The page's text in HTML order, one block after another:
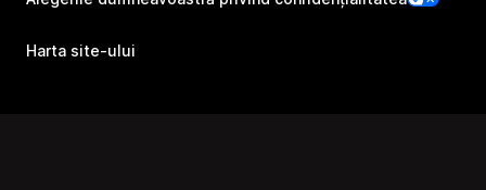
Harta site-ului